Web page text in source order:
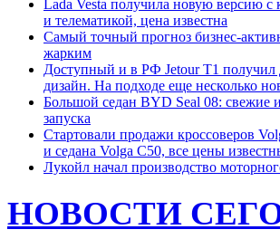
Lada Vesta получила новую версию с
и телематикой, цена известна
Самый точный прогноз бизнес-
жарким
Доступный и в РФ Jetour T1 получил
дизайн. На подходе еще несколько
Большой седан BYD Seal 08: свежие
запуска
Стартовали продажи кроссоверов
и седана Volga C50, все цены
Лукойл начал производство
НОВОСТИ